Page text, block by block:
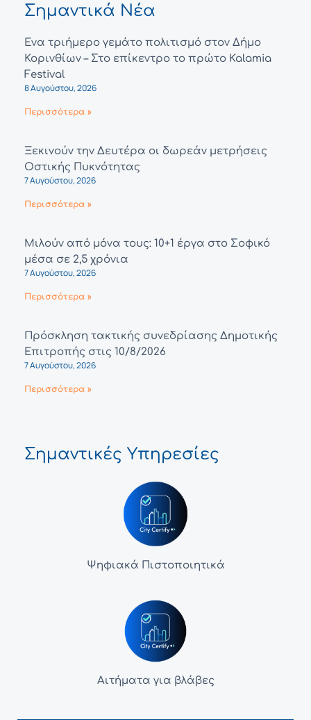
Σημαντικά Νέα
Ένα τριήμερο γεμάτο πολιτισμό στον Δήμο
Κορινθίων – Στο επίκεντρο το πρώτο Kalamia
Festival
8 Αυγούστου, 2026
Περισσότερα »
Ξεκινούν την Δευτέρα οι δωρεάν μετρήσεις
Οστικής Πυκνότητας
7 Αυγούστου, 2026
Περισσότερα »
Μιλούν από μόνα τους: 10+1 έργα στο Σοφικό
μέσα σε 2,5 χρόνια
7 Αυγούστου, 2026
Περισσότερα »
Πρόσκληση τακτικής συνεδρίασης Δημοτικής
Επιτροπής στις 10/8/2026
7 Αυγούστου, 2026
Περισσότερα »
Σημαντικές Υπηρεσίες
Ψηφιακά Πιστοποιητικά
Αιτήματα για βλάβες